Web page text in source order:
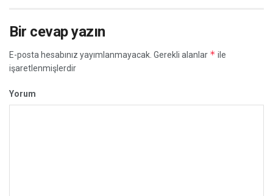
Bir cevap yazın
E-posta hesabınız yayımlanmayacak. Gerekli alanlar * ile
işaretlenmişlerdir
Yorum